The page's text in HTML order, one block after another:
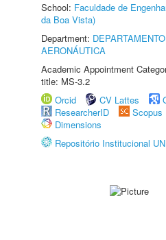
School: Faculdade de
da Boa Vista)
Department:
AERONÁUTICA
Academic Appointment
title: MS-3.2
Orcid
CV Lattes
ResearcherID
Scopus
Dimensions
Repositório Institucional